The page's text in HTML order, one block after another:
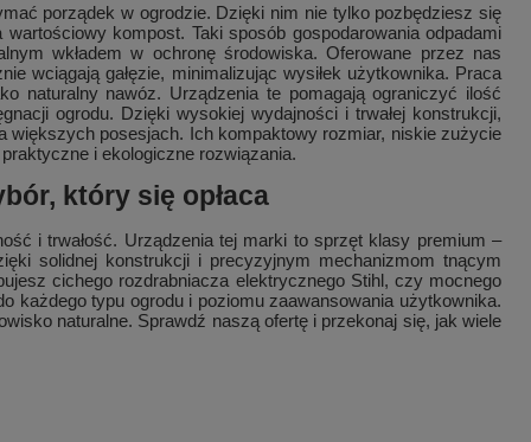
porządek w ogrodzie. Dzięki nim nie tylko pozbędziesz się
kompost. Taki sposób gospodarowania odpadami
wkładem w ochronę środowiska. Oferowane przez nas
wciągają gałęzie, minimalizując wysiłek użytkownika. Praca
naturalny nawóz. Urządzenia te pomagają ograniczyć ilość
ogrodu. Dzięki wysokiej wydajności i trwałej konstrukcji,
większych posesjach. Ich kompaktowy rozmiar, niskie zużycie
i ekologiczne rozwiązania.
który się opłaca
i trwałość. Urządzenia tej marki to sprzęt klasy premium –
solidnej konstrukcji i precyzyjnym mechanizmom tnącym
cichego rozdrabniacza elektrycznego Stihl, czy mocnego
każdego typu ogrodu i poziomu zaawansowania użytkownika.
naturalne. Sprawdź naszą ofertę i przekonaj się, jak wiele